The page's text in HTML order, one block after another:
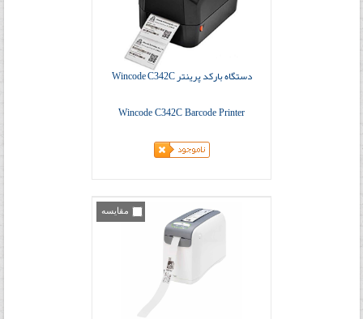
دستگاه بارکد پرینتر Wincode C342C
Wincode C342C Barcode Printer
مقایسه